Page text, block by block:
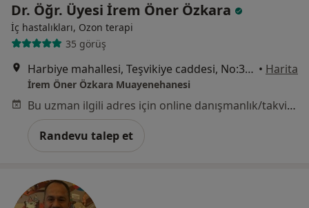
Dr. Öğr. Üyesi İrem Öner Özkara
İç hastalıkları, Ozon terapi
35 görüş
Harbiye mahallesi, Teşvikiye caddesi, No:35/1, Çevre Apartmanı, Şişli , İstanbul, İstanbul • Harita
İrem Öner Özkara Muayenehanesi
Bu uzman ilgili adres için online danışmanlık/takvim sunmuyor.
Randevu talep et